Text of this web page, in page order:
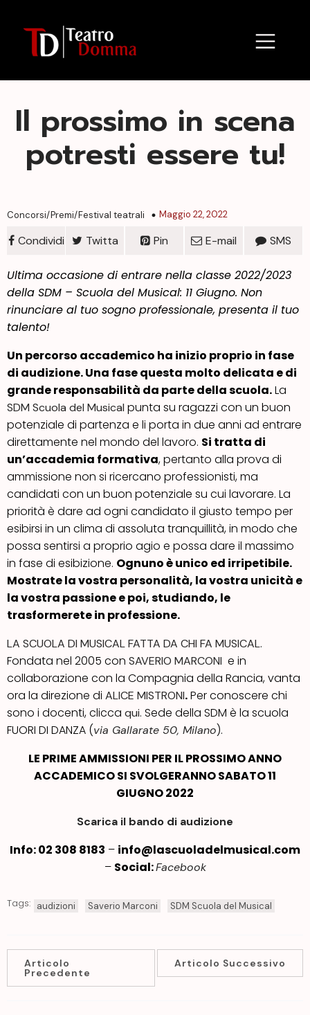
Il prossimo in scena
potresti essere tu!
Concorsi/Premi/Festival teatrali Maggio 22, 2022
Condividi Twitta Pin E-mail SMS
Ultima occasione di entrare nella classe 2022/2023
della SDM – Scuola del Musical: 11 Giugno. Non
rinunciare al tuo sogno professionale, presenta il tuo
talento!
Un percorso accademico ha inizio proprio in fase
di audizione. Una fase questa molto delicata e di
grande responsabilità da parte della scuola.La
SDM Scuola del Musical punta su ragazzi con un buon
potenziale di partenza e li porta in due anni ad entrare
direttamente nel mondo del lavoro. Si tratta di
un’accademia formativa, pertanto alla prova di
ammissione non si ricercano professionisti, ma
candidati con un buon potenziale su cui lavorare. La
priorità è dare ad ogni candidato il giusto tempo per
esibirsi in un clima di assoluta tranquillità, in modo che
possa sentirsi a proprio agio e possa dare il massimo
in fase di esibizione. Ognuno è unico ed irripetibile.
Mostrate la vostra personalità, la vostra unicità e
la vostra passione e poi, studiando, le
trasformerete in professione.
LA SCUOLA DI MUSICAL FATTA DA CHI FA MUSICAL.
Fondata nel 2005 con SAVERIO MARCONI e in
collaborazione con la Compagnia della Rancia, vanta
ora la direzione di ALICE MISTRONI.Per conoscere chi
sono i docenti, clicca qui. Sede della SDM è la scuola
FUORI DI DANZA (via Gallarate 50, Milano).
LE PRIME AMMISSIONI PER IL PROSSIMO ANNO
ACCADEMICO SI SVOLGERANNO SABATO 11
GIUGNO 2022
Scarica il bando di audizione
Info: 02 308 8183 – info@lascuoladelmusical.com
– Social:Facebook
Tags: audizioni Saverio Marconi SDM Scuola del Musical
Articolo
Precedente
Articolo Successivo